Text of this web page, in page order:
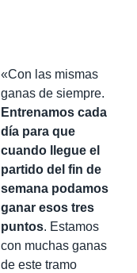
«Con las mismas
ganas de siempre.
Entrenamos cada
día para que
cuando llegue el
partido del fin de
semana podamos
ganar esos tres
puntos. Estamos
con muchas ganas
de este tramo